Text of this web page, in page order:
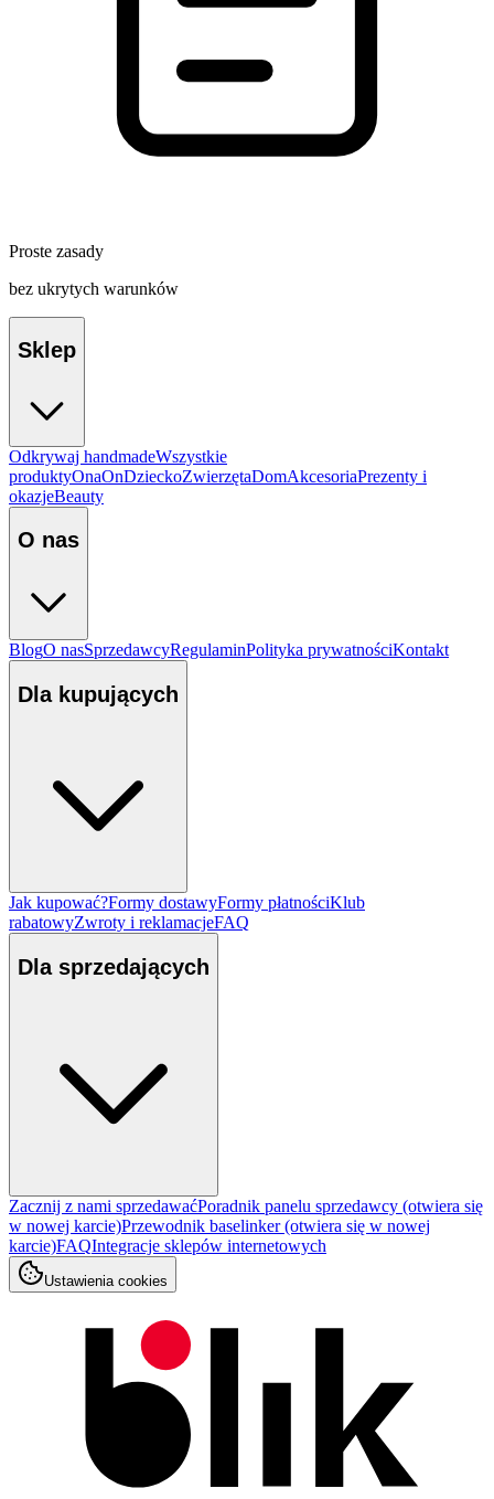
Proste zasady
bez ukrytych warunków
Sklep
Odkrywaj handmadeWszystkie
produktyOnaOnDzieckoZwierzętaDomAkcesoriaPrezenty i
okazjeBeauty
O nas
BlogO nasSprzedawcyRegulaminPolityka prywatnościKontakt
Dla kupujących
Jak kupować?Formy dostawyFormy płatnościKlub
rabatowyZwroty i reklamacjeFAQ
Dla sprzedających
Zacznij z nami sprzedawaćPoradnik panelu sprzedawcy (otwiera się
w nowej karcie)Przewodnik baselinker(otwiera się w nowej
karcie)FAQIntegracje sklepów internetowych
Ustawienia cookies